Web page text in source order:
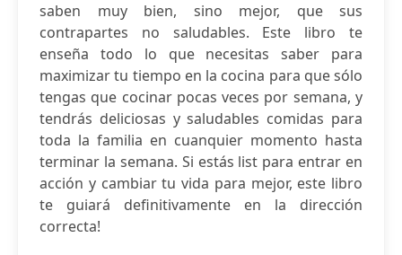
saben muy bien, sino mejor, que sus
contrapartes no saludables. Este libro te
enseña todo lo que necesitas saber para
maximizar tu tiempo en la cocina para que sólo
tengas que cocinar pocas veces por semana, y
tendrás deliciosas y saludables comidas para
toda la familia en cuanquier momento hasta
terminar la semana. Si estás list para entrar en
acción y cambiar tu vida para mejor, este libro
te guiará definitivamente en la dirección
correcta!